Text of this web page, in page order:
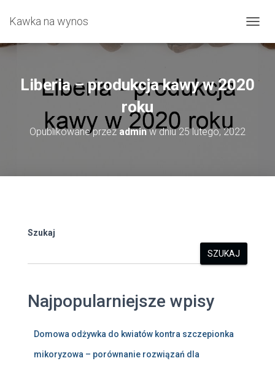
Kawka na wynos
R
Ł
Ą
Liberia – produkcja kawy w 2020
roku
Opublikowane przezadminw dniu25 lutego, 2022
Szukaj
SZUKAJ
Najpopularniejsze wpisy
Domowa odżywka do kwiatów kontra szczepionka
mikoryzowa – porównanie rozwiązań dla